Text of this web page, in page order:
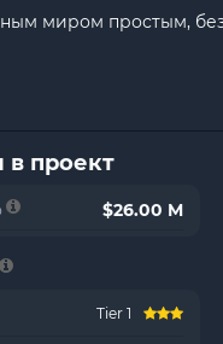
миром простым,
в проект
$26.00 M
Tier 1